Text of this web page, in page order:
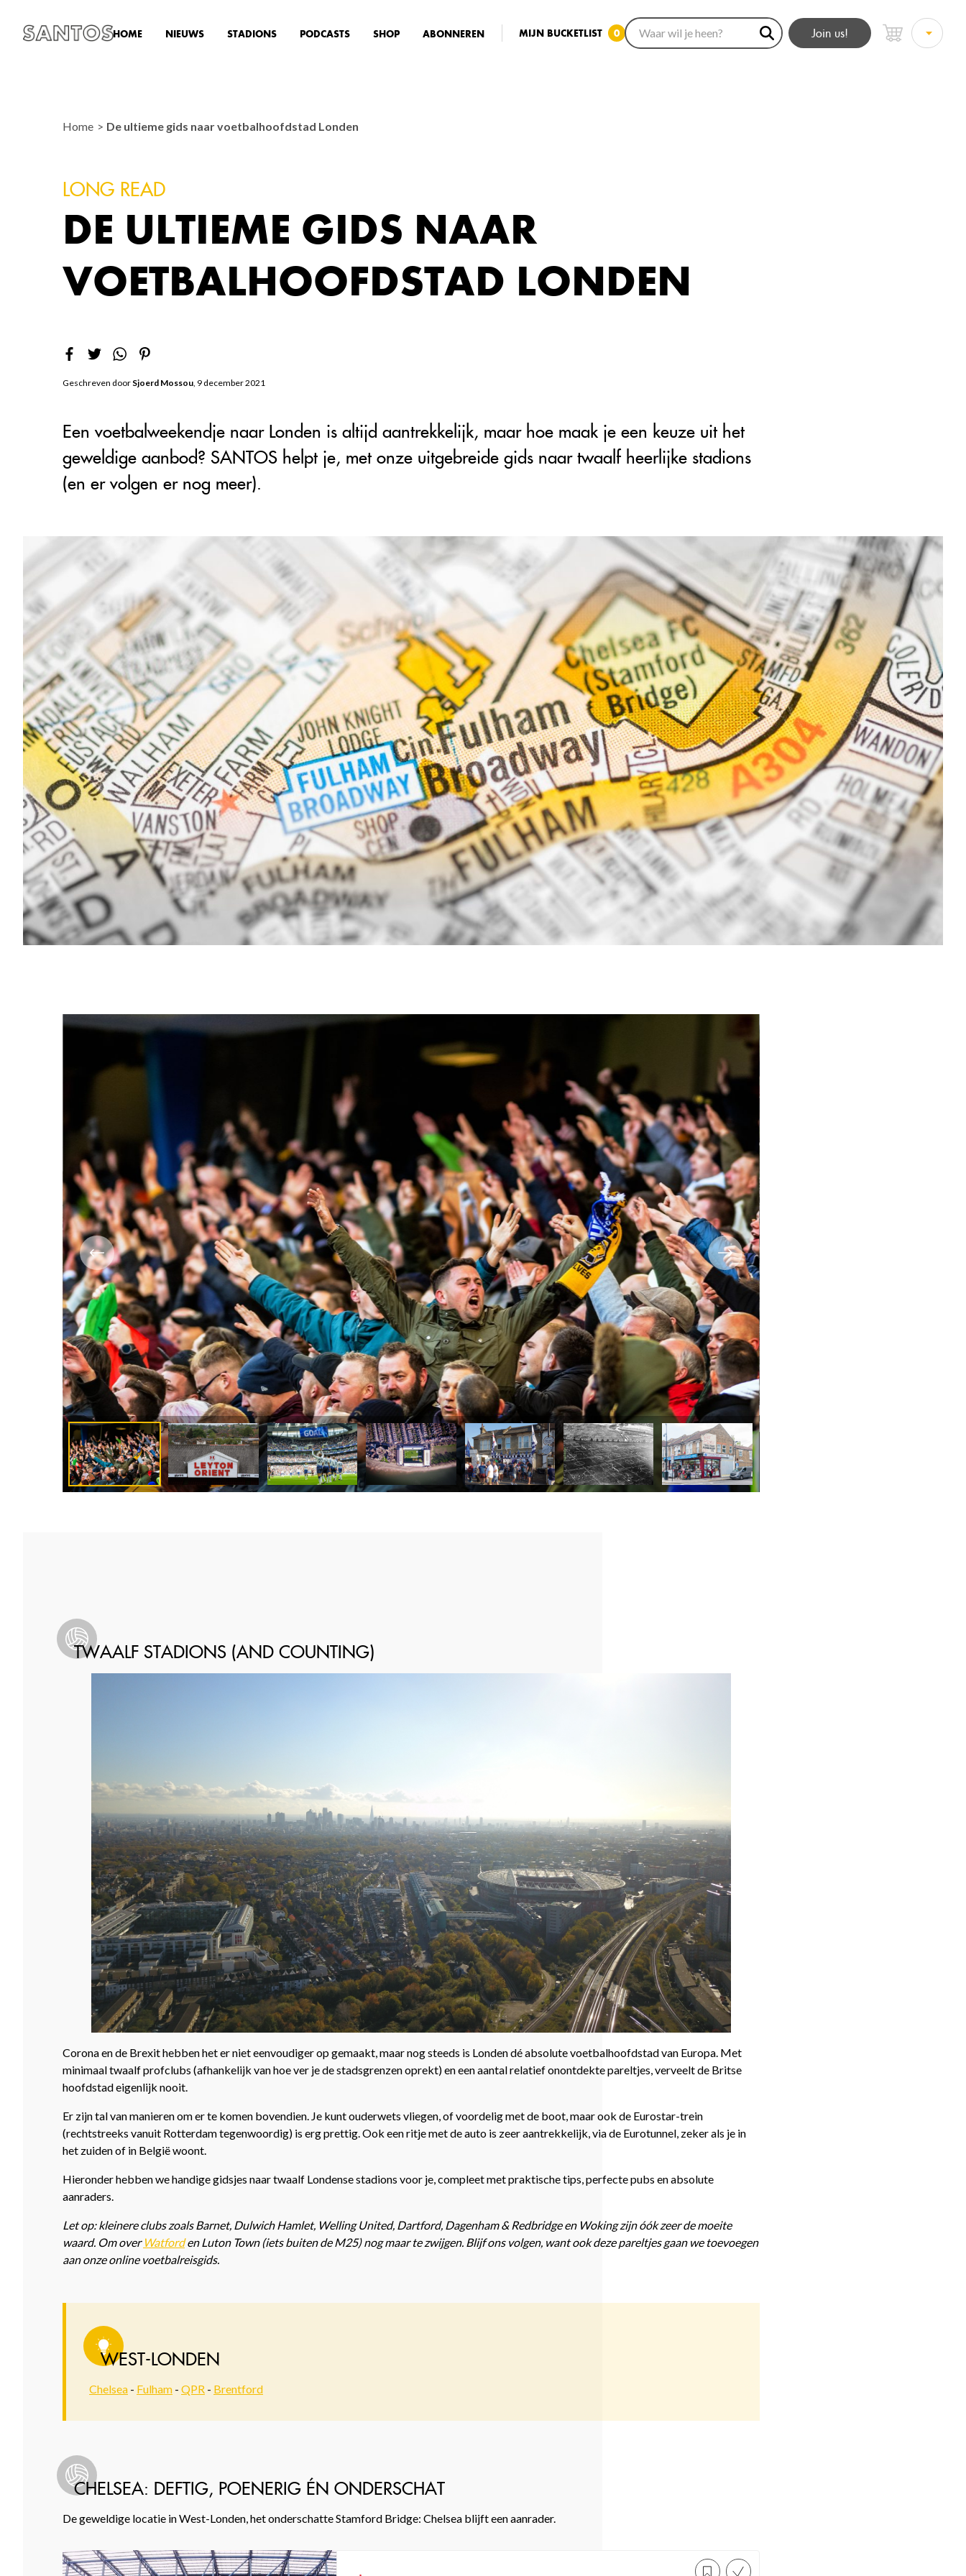
HOME NIEUWS STADIONS PODCASTS SHOP ABONNEREN MIJN BUCKETLIST 0 Join us!
Home De ultieme gids naar voetbalhoofdstad Londen
LONG READ
DE ULTIEME GIDS NAAR
VOETBALHOOFDSTAD LONDEN
Geschreven door Sjoerd Mossou, 9 december 2021
Een voetbalweekendje naar Londen is altijd aantrekkelijk, maar hoe maak je een keuze uit het
geweldige aanbod? SANTOS helpt je, met onze uitgebreide gids naar twaalf heerlijke stadions
(en er volgen er nog meer).
TWAALF STADIONS (AND COUNTING)
Corona en de Brexit hebben het er niet eenvoudiger op gemaakt, maar nog steeds is Londen dé absolute voetbalhoofdstad van Europa. Met
minimaal twaalf profclubs (afhankelijk van hoe ver je de stadsgrenzen oprekt) en een aantal relatief onontdekte pareltjes, verveelt de Britse
hoofdstad eigenlijk nooit.
Er zijn tal van manieren om er te komen bovendien. Je kunt ouderwets vliegen, of voordelig met de boot, maar ook de Eurostar-trein
(rechtstreeks vanuit Rotterdam tegenwoordig) is erg prettig. Ook een ritje met de auto is zeer aantrekkelijk, via de Eurotunnel, zeker als je in
het zuiden of in België woont.
Hieronder hebben we handige gidsjes naar twaalf Londense stadions voor je, compleet met praktische tips, perfecte pubs en absolute
aanraders.
Let op: kleinere clubs zoals Barnet, Dulwich Hamlet, Welling United, Dartford, Dagenham & Redbridge en Woking zijn óók zeer de moeite
waard. Om over Watforden Luton Town (iets buiten de M25) nog maar te zwijgen. Blijf ons volgen, want ook deze pareltjes gaan we toevoegen
aan onze online voetbalreisgids.
WEST-LONDEN
Chelsea - Fulham - QPR - Brentford
CHELSEA: DEFTIG, POENERIG ÉN ONDERSCHAT
De geweldige locatie in West-Londen, het onderschatte Stamford Bridge: Chelsea blijft een aanrader.